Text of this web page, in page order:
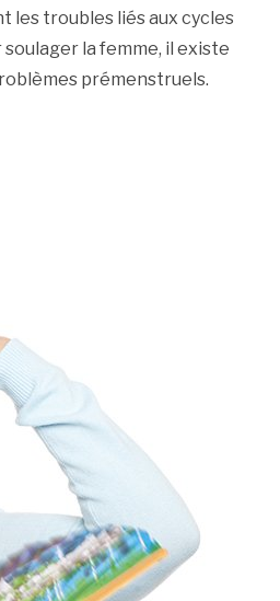
les troubles liés aux cycles
la femme, il existe
prémenstruels.